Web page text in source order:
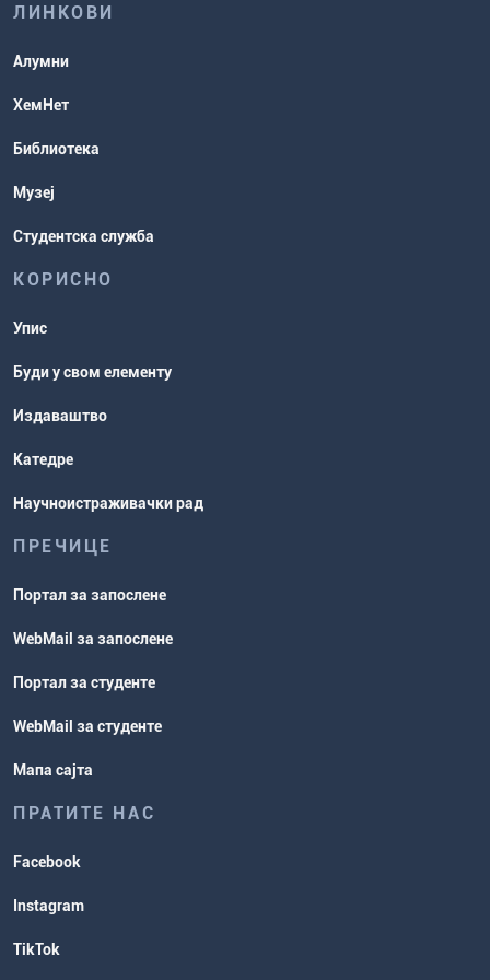
Повереник за равноправност
Студентске организације
рокови
ЛИНКОВИ
Алумни
ХемНет
Библиотека
Музеј
Студентска служба
КОРИСНО
Упис
Буди у свом елементу
Издаваштво
Катедре
Научноистраживачки рад
ПРЕЧИЦЕ
Портал за запослене
WebMail за запослене
Портал за студенте
WebMail за студенте
Мапа сајта
ПРАТИТЕ НАС
Facebook
Instagram
TikTok